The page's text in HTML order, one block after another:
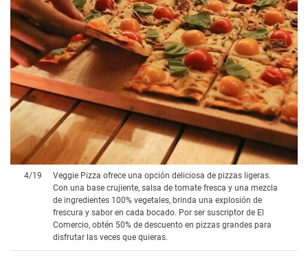
4/19
Veggie Pizza ofrece una opción deliciosa de pizzas ligeras.
Con una base crujiente, salsa de tomate fresca y una mezcla
de ingredientes 100% vegetales, brinda una explosión de
frescura y sabor en cada bocado. Por ser suscriptor de El
Comercio, obtén 50% de descuento en pizzas grandes para
disfrutar las veces que quieras.